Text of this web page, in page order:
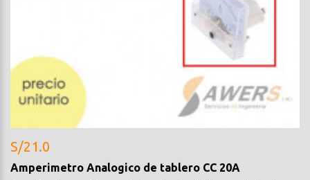
S/21.0
Amperimetro Analogico de tablero CC 20A